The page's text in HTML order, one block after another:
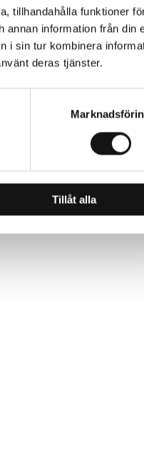
tillhandahålla funktioner
information från din
i sin tur kombinera
deras tjänster.
Tillåt alla